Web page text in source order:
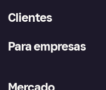
Clientes
Inicio de sesión
Directorio de tiendas
Para empresas
Acceso empresas